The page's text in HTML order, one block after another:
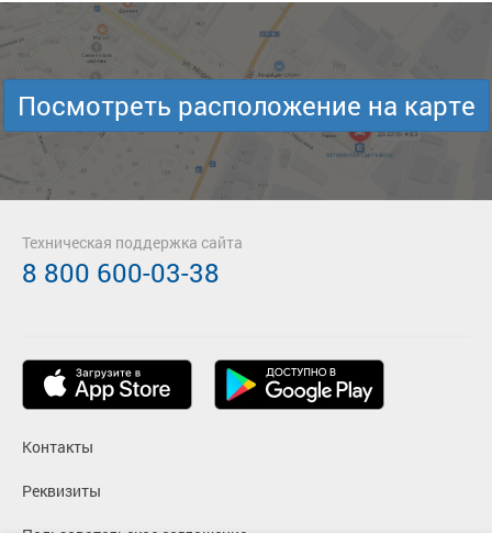
Посмотреть расположение на карте
Контакты
Реквизиты
Техническая поддержка сайта
8 800 600-03-38